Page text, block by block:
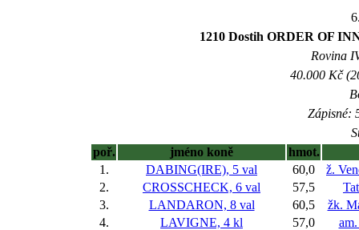
1210 Dostih ORDER OF
Rovina
40.000 Kč
Zápisné:
poř.
jméno koně
hmot.
1.
DABING(IRE), 5 val 60,0
ž.
2.
CROSSCHECK, 6 val 57,5
3.
LANDARON, 8 val 60,5
žk.
4.
LAVIGNE, 4 kl 57,0